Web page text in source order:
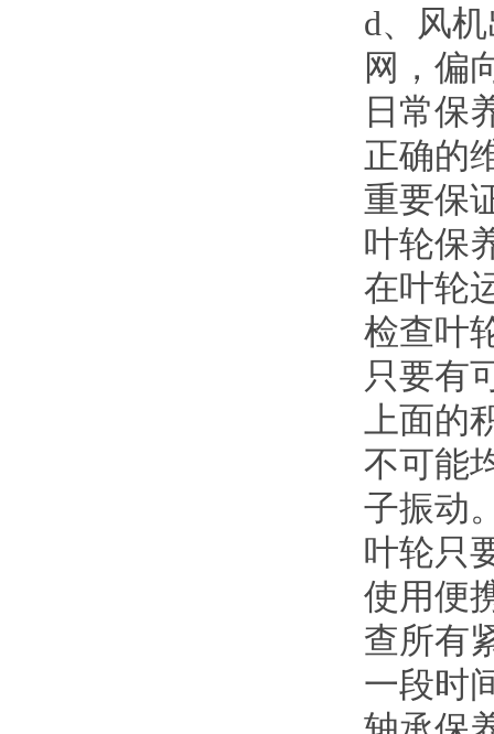
d、风
网，偏
日常保
正确的
重要保
叶轮保
在叶轮
检查叶
只要有
上面
不可能
子振动
叶轮只
使用便
查所有
一段时